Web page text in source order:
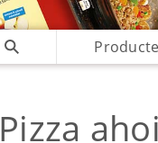
Pizza ahoi